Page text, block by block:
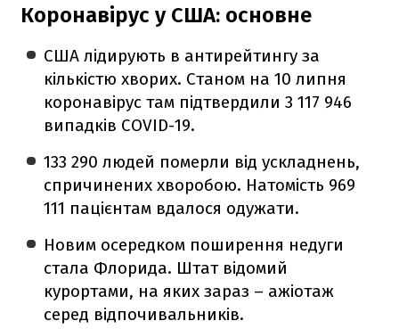
Коронавірус у США: основне
США лідирують в антирейтингу за
кількістю хворих. Станом на 10 липня
коронавірус там підтвердили 3 117 946
випадків COVID-19.
133 290 людей померли від ускладнень,
спричинених хворобою. Натомість 969
111 пацієнтам вдалося одужати.
Новим осередком поширення недуги
стала Флорида. Штат відомий
курортами, на яких зараз – ажіотаж
серед відпочивальників.